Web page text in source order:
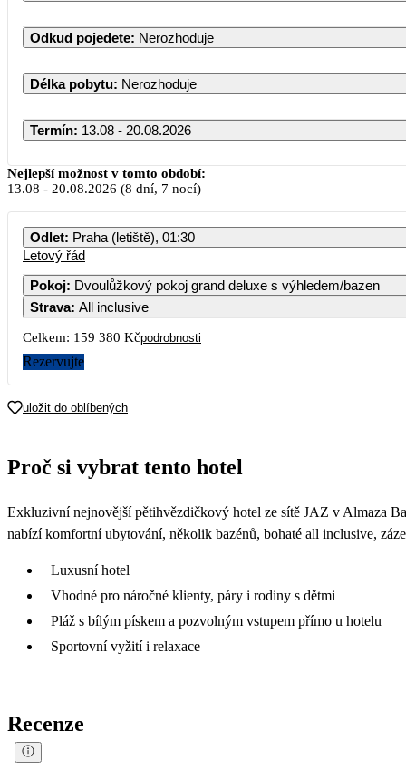
Odkud pojedete: Nerozhoduje
Délka pobytu: Nerozhoduje
Termín: 13.08 - 20.08.2026
Nejlepší možnost v tomto období:
13.08 - 20.08.2026 (8 dní, 7 nocí)
Odlet: Praha (letiště), 01:30
Letový řád
Pokoj: Dvoulůžkový pokoj grand deluxe s výhledem/bazen
Strava: All inclusive
Celkem: 159 380 Kčpodrobnosti
Rezervujte
uložit do oblíbených
Proč si vybrat tento hotel
Exkluzivní nejnovější pětihvězdičkový hotel ze sítě JAZ v Almaza
nabízí komfortní ubytování, několik bazénů, bohaté all inclusive,
Luxusní hotel
Vhodné pro náročné klienty, páry i rodiny s dětmi
Pláž s bílým pískem a pozvolným vstupem přímo u hotelu
Sportovní vyžití i relaxace
Recenze